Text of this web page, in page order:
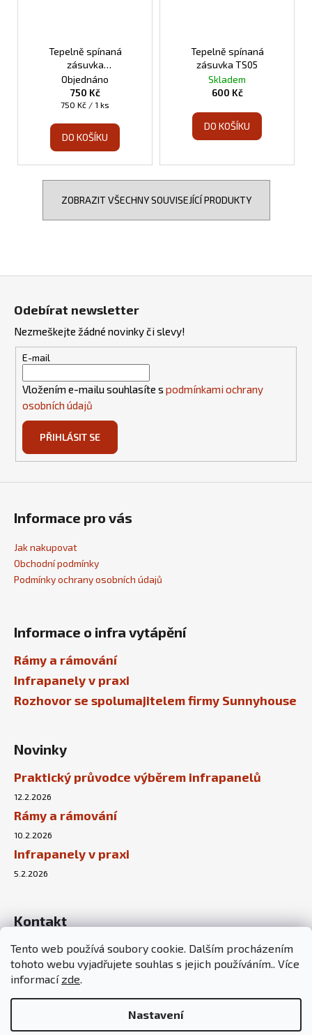
Tento web používá soubory cookie. Dalším procházením
tohoto webu vyjadřujete souhlas s jejich používáním.. Více
informací zde.
Nastavení
Tepelně spínaná
zásuvka
programovatelná TS10
Objednáno
750 Kč
Měrná
750 Kč / 1 ks
DO KOŠÍKU
Tepelně spínaná
zásuvka TS05
Skladem
600 Kč
DO KOŠÍKU
ZOBRAZIT VŠECHNY SOUVISEJÍCÍ PRODUKTY
Odebírat newsletter
Nezmeškejte žádné novinky či slevy!
E-mail
Vložením e-mailu souhlasíte s podmínkami ochrany
osobních údajů
PŘIHLÁSIT SE
Informace pro vás
Jak nakupovat
Obchodní podmínky
Podmínky ochrany osobních údajů
Informace o infra vytápění
Rámy a rámování
Infrapanely v praxi
Rozhovor se spolumajitelem firmy Sunnyhouse
Novinky
Praktický průvodce výběrem infrapanelů
12.2.2026
Rámy a rámování
10.2.2026
Infrapanely v praxi
5.2.2026
Kontakt
info@sunnyhouse.cz
+420 737 451 167